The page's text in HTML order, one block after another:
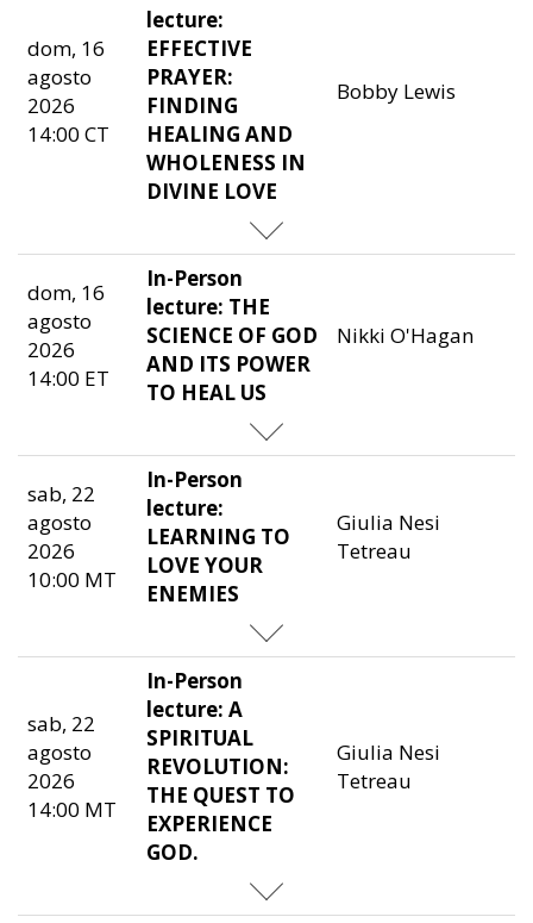
dom, 16
agosto
2026
14:00 CT
lecture:
EFFECTIVE
PRAYER:
FINDING
HEALING AND
WHOLENESS IN
DIVINE LOVE
Bobby Lewis
dom, 16
agosto
2026
14:00 ET
In-Person
lecture: THE
SCIENCE OF GOD
AND ITS POWER
TO HEAL US
Nikki O'Hagan
sab, 22
agosto
2026
10:00 MT
In-Person
lecture:
LEARNING TO
LOVE YOUR
ENEMIES
Giulia Nesi
Tetreau
sab, 22
agosto
2026
14:00 MT
In-Person
lecture: A
SPIRITUAL
REVOLUTION:
THE QUEST TO
EXPERIENCE
GOD.
Giulia Nesi
Tetreau